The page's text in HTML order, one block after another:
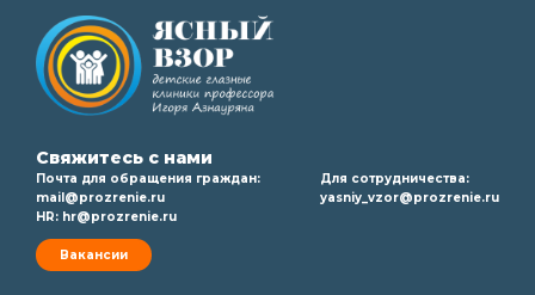
Свяжитесь с нами
Почта для обращения граждан:
mail@prozrenie.ru
HR: hr@prozrenie.ru
Вакансии
Для сотрудничества:
yasniy_vzor@prozrenie.ru